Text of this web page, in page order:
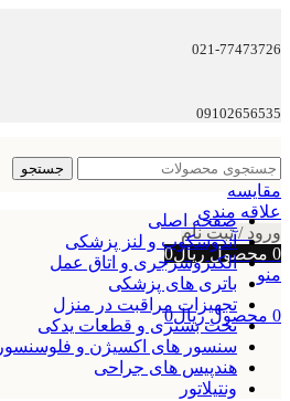
021-77473726
09102656535
جستجو
مقایسه
علاقه مندی
ورود / ثبت نام
0 محصول ریال0
منو
0 محصول ریال0
صفحه اصلی
آندوسکوپ و لنز پزشکی
الکتروسرجری و اتاق عمل
باتری های پزشکی
تجهیزات مراقبت در منزل
تخت بستری و قطعات یدکی
سنسور های اکسیژن و فلوسنسور
هندپیس های جراحی
ونتیلاتور